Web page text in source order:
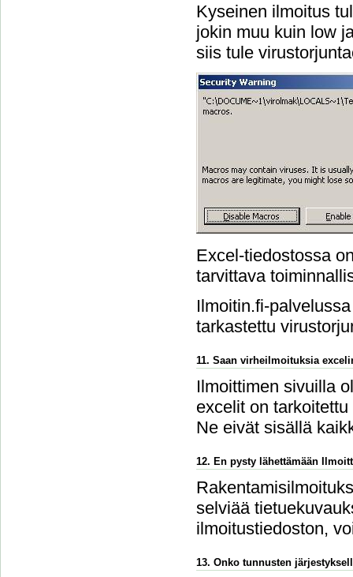
Kyseinen ilmoitus
jokin muu kuin low
siis tule
Excel-tiedostossa
tarvittava
Ilmoitin.fi-
tarkastettu
11. Saan virheilmoituksia
Ilmoittimen sivuilla
excelit on
Ne eivät sisällä
12. En pysty lähettämään
selviää
ilmoitustiedoston,
13. Onko tunnusten